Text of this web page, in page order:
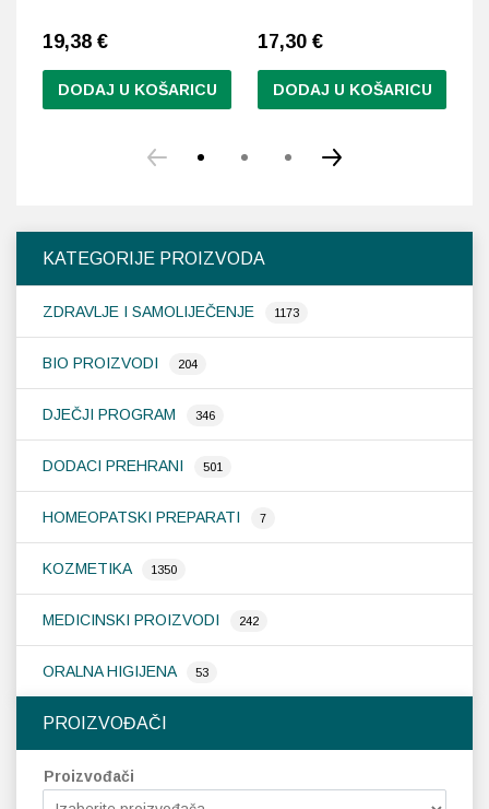
KATEGORIJE PROIZVODA
ZDRAVLJE I SAMOLIJEČENJE 1173
BIO PROIZVODI 204
DJEČJI PROGRAM 346
DODACI PREHRANI 501
HOMEOPATSKI PREPARATI 7
KOZMETIKA 1350
MEDICINSKI PROIZVODI 242
ORALNA HIGIJENA 53
PROIZVOĐAČI
Proizvođači
19,38 €
DODAJ U KOŠARICU
17,30 €
DODAJ U KOŠARICU